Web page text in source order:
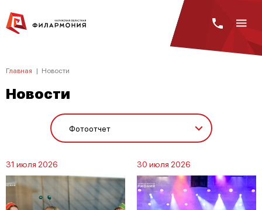
Главная | Новости
Новости
31 июля 2026 30 июля 2026